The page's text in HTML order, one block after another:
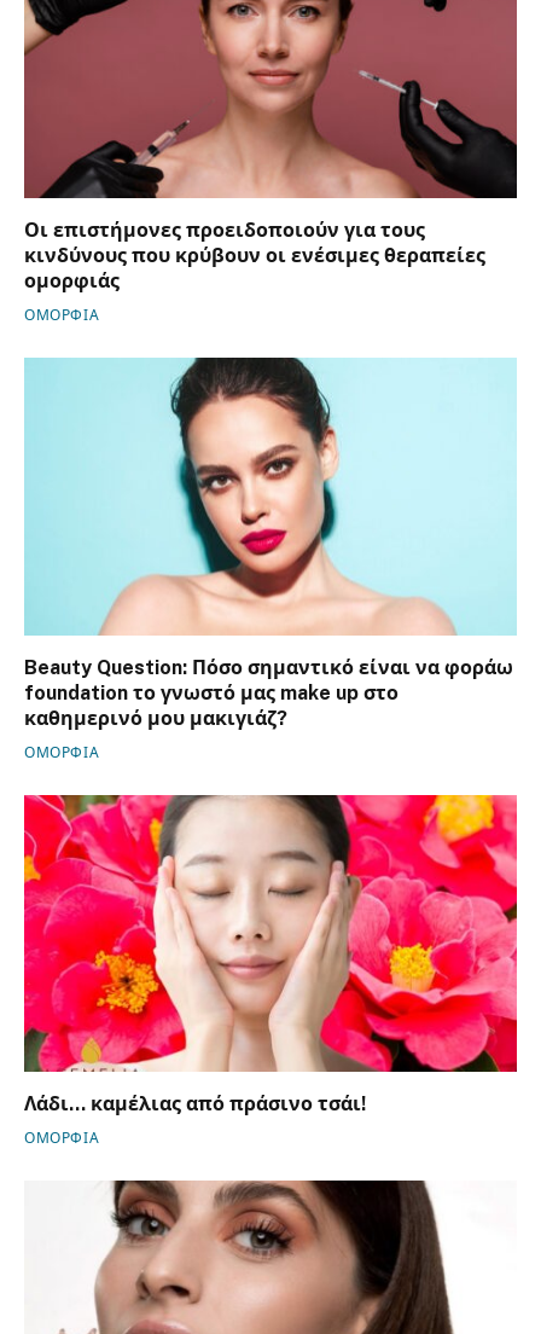
Οι επιστήμονες προειδοποιούν για τους
κινδύνους που κρύβουν οι ενέσιμες θεραπείες
ομορφιάς
ΟΜΟΡΦΙΑ
Beauty Question: Πόσο σημαντικό είναι να φοράω
foundation το γνωστό μας make up στο
καθημερινό μου μακιγιάζ?
ΟΜΟΡΦΙΑ
Λάδι… καμέλιας από πράσινο τσάι!
ΟΜΟΡΦΙΑ